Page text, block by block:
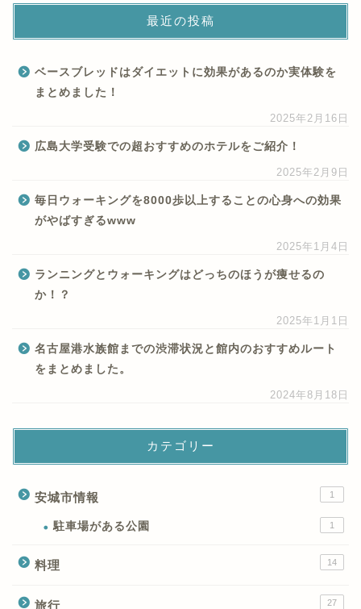
最近の投稿
ベースブレッドはダイエットに効果があるのか実体験を
まとめました！
2025年2月16日
広島大学受験での超おすすめのホテルをご紹介！
2025年2月9日
毎日ウォーキングを8000歩以上することの心身への効果
がやばすぎるwww
2025年1月4日
ランニングとウォーキングはどっちのほうが痩せるの
か！？
2025年1月1日
名古屋港水族館までの渋滞状況と館内のおすすめルート
をまとめました。
2024年8月18日
カテゴリー
安城市情報 1
駐車場がある公園 1
料理 14
旅行 27